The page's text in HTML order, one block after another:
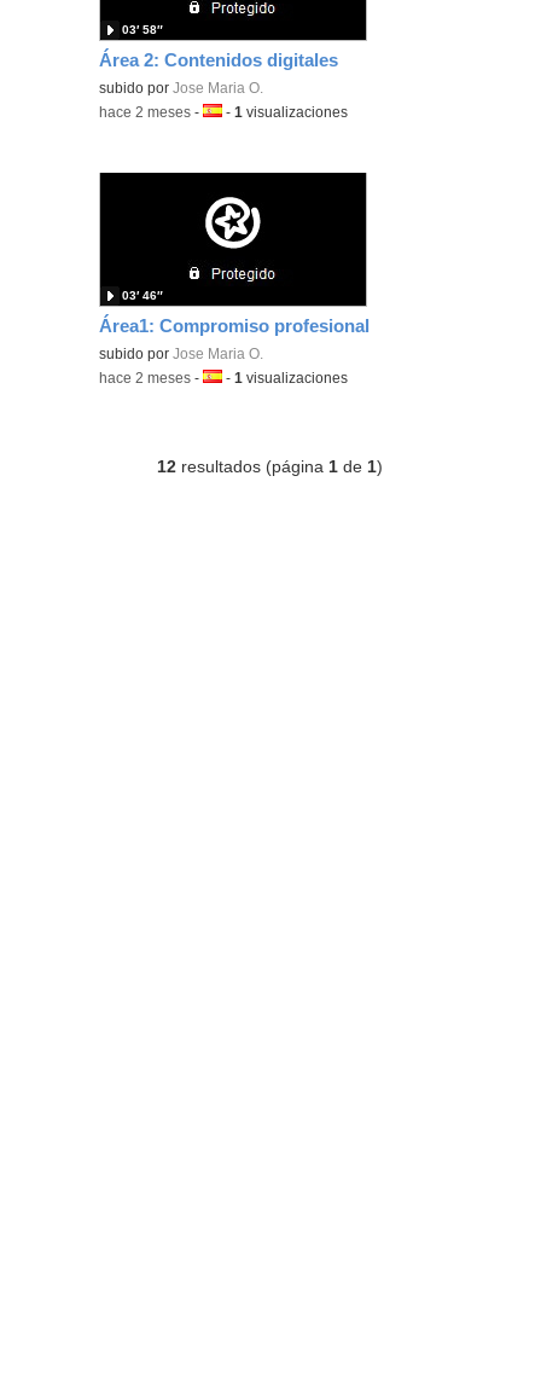
Área 2: Contenidos digitales
subido porJose Maria O.
03′ 58″
-hace 2 meses -Idioma:
-1 visualizaciones
Área1: Compromiso profesional
subido porJose Maria O.
03′ 46″
-hace 2 meses -Idioma:
-1 visualizaciones
12 resultados (página 1 de 1)